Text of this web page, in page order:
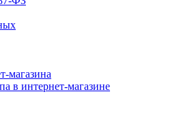
магазина
в интернет-магазине